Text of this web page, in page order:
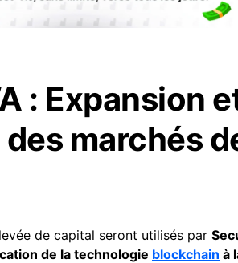
: Expansion
marchés
de capital seront utilisés par
de la technologie blockchain à